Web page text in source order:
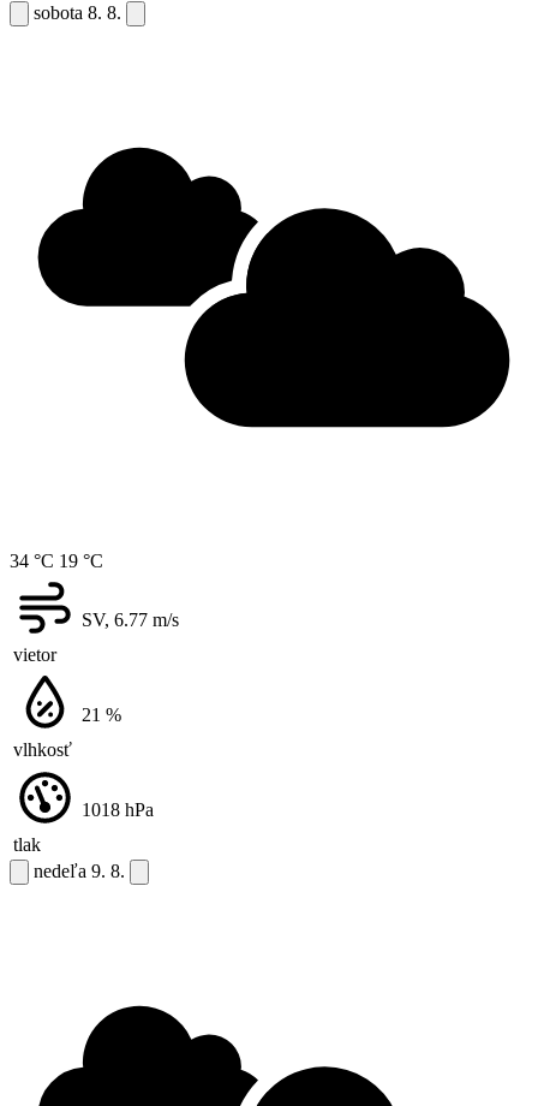
sobota 8. 8.
34 °C 19 °C
vietor
SV, 6.77 m/s
vlhkosť
21 %
tlak
1018 hPa
nedeľa 9. 8.